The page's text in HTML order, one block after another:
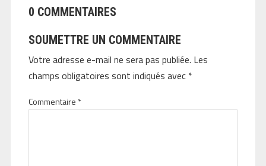
0 COMMENTAIRES
SOUMETTRE UN COMMENTAIRE
Votre adresse e-mail ne sera pas publiée. Les
champs obligatoires sont indiqués avec *
Commentaire *